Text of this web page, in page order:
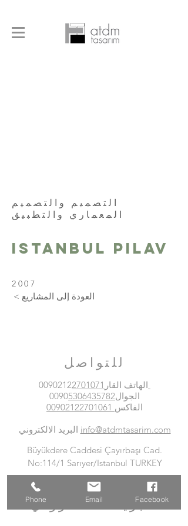
التصميم والتصميم
المعماري والتطبيق
ISTANBUL PILAV
2007
< العودة إلى المشاريع
للتواصل
الهاتف القار0090212
الجوال00905306435782
الفاكس
info@atdmtasarim.com
Büyükdere Caddesi Çayırbaşı Cad.
No:114/1 Sarıyer/Istanbul TURKEY
البريد الالكتروني
Phone Email Facebook